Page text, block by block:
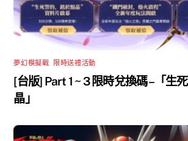
夢幻模擬戰 限時送禮活動
[台版] Part 1 ~ 3 限時兌換碼 –「生
晶」